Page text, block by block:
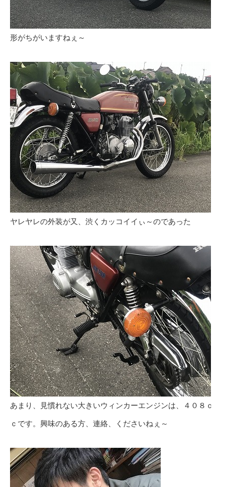
形がちがいますねぇ～
ヤレヤレの外装が又、渋くカッコイイぃ～のであった
あまり、見慣れない大きいウィンカーエンジンは、４０８ｃ
ｃです。興味のある方、連絡、くださいねぇ～